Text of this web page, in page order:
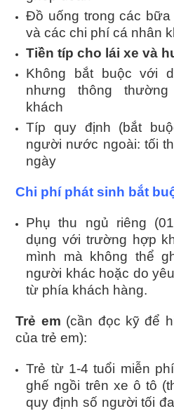
Đồ uống trong các
và các chi phí cá nhân
Tiền típ cho lái xe và
Không bắt buộc với
nhưng thông thường
khách
Típ quy định (bắt
người nước ngoài: tối
ngày
Chi phí phát sinh bắt
Phụ thu ngủ riêng
dụng với trường hợp
mình mà không thể
người khác hoặc do
từ phía khách hàng.
Trẻ em (cần đọc kỹ để
của trẻ em):
Trẻ từ 1-4 tuổi miễn
ghế ngồi trên xe ô tô
quy định số người tối